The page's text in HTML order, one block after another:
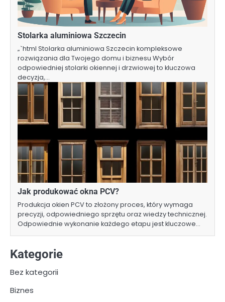
Stolarka aluminiowa Szczecin
„`html Stolarka aluminiowa Szczecin kompleksowe
rozwiązania dla Twojego domu i biznesu Wybór
odpowiedniej stolarki okiennej i drzwiowej to kluczowa
decyzja,…
Jak produkować okna PCV?
Produkcja okien PCV to złożony proces, który wymaga
precyzji, odpowiedniego sprzętu oraz wiedzy technicznej.
Odpowiednie wykonanie każdego etapu jest kluczowe…
Kategorie
Bez kategorii
Biznes